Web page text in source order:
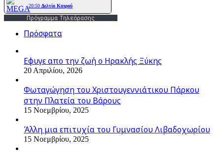
Πρόγραμμα Τηλεόρασης
Πρόσφατα
Εφυγε απο την ζωή o Ηρακλής Ξύκης
20 Απριλίου, 2026
Φωταγώγηση του Χριστουγεννιάτικου Πάρκου
στην Πλατεία του Βάρους
15 Νοεμβρίου, 2025
Άλλη μια επιτυχία του Γυμνασίου Λιβαδοχωρίου
15 Νοεμβρίου, 2025